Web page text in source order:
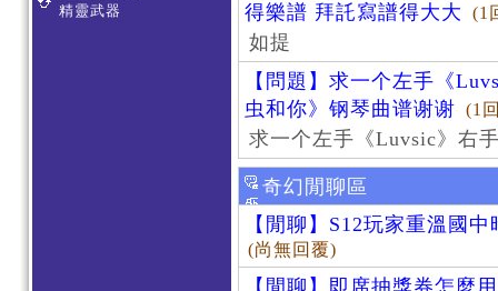
精靈武器
得樂譜 拜託寫譜得大大
(1
如提
【問題】求一个左手《
虫和你》钢琴曲谱谢谢 (1
求一个左手《Luvsic》右
奇幻閒聊區
【閒聊】S12玩家重溫國
(尚無回覆)
【閒聊】即席抽獎券怎麼